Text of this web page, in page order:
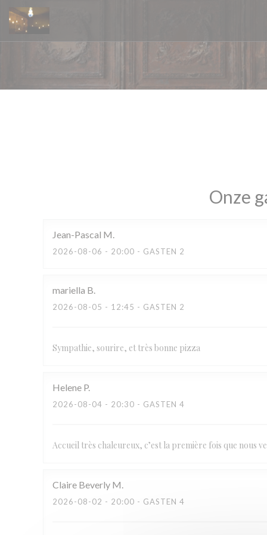
Cookies beheer paneel
Onze
Jean-Pascal M
2026-08-06 - 20:00 - GASTEN 2
mariella B
2026-08-05 - 12:45 - GASTEN 2
Sympathie, sourire, et très bonne pizza
Helene P
2026-08-04 - 20:30 - GASTEN 4
Accueil très chaleureux, c’est la première fois que nous
Claire Beverly M
2026-08-02 - 20:00 - GASTEN 4